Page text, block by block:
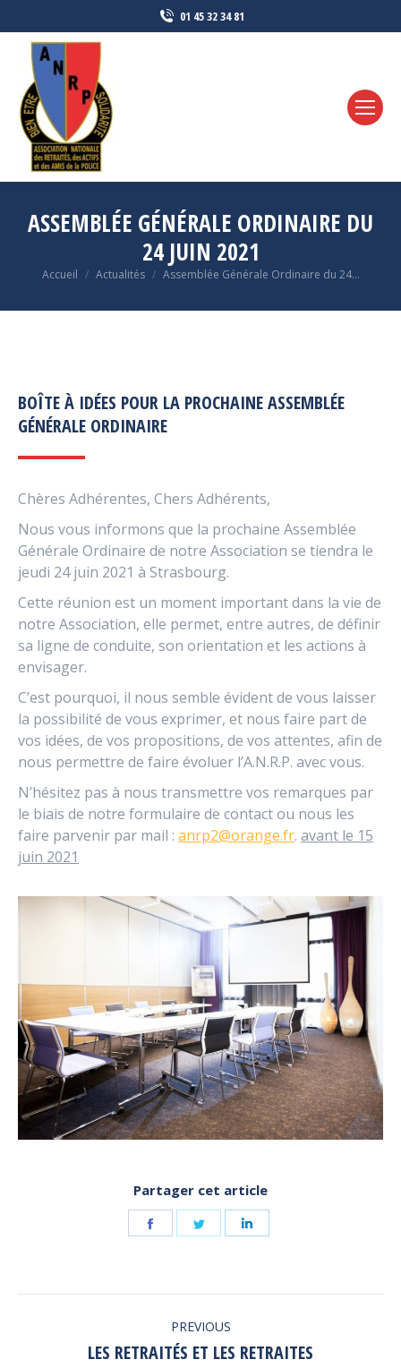
01 45 32 34 81
ASSEMBLÉE GÉNÉRALE ORDINAIRE DU
24 JUIN 2021
Vous êtes ici :
Accueil Actualités Assemblée Générale Ordinaire du 24…
BOÎTE À IDÉES POUR LA PROCHAINE ASSEMBLÉE
GÉNÉRALE ORDINAIRE
Chères Adhérentes, Chers Adhérents,
Nous vous informons que la prochaine Assemblée
Générale Ordinaire de notre Association se tiendra le
jeudi 24 juin 2021 à Strasbourg.
Cette réunion est un moment important dans la vie de
notre Association, elle permet, entre autres, de définir
sa ligne de conduite, son orientation et les actions à
envisager.
C’est pourquoi, il nous semble évident de vous laisser
la possibilité de vous exprimer, et nous faire part de
vos idées, de vos propositions, de vos attentes, afin de
nous permettre de faire évoluer l’A.N.R.P. avec vous.
N’hésitez pas à nous transmettre vos remarques par
le biais de notre formulaire de contact ou nous les
faire parvenir par mail : anrp2@orange.fr. avant le 15
juin 2021
Partager cet article
Share
Share
NAVIGATIONPREVIOUS
Previous
LES RETRAITÉS ET LES RETRAITES